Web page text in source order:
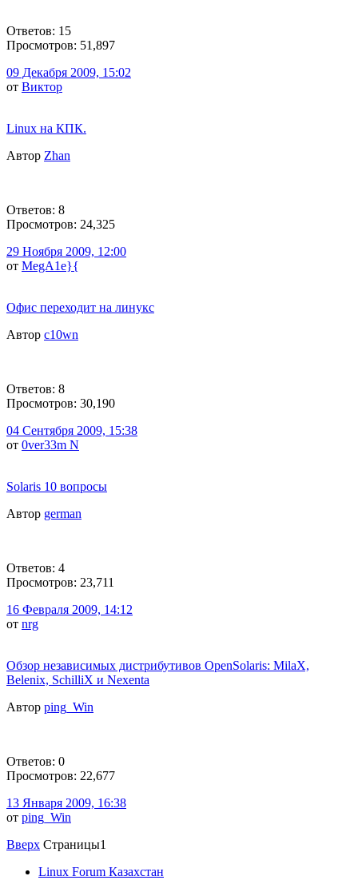
Ответов: 15
Просмотров: 51,897
09 Декабря 2009, 15:02
от Виктор
Linux на КПК.
Автор Zhan
Ответов: 8
Просмотров: 24,325
29 Ноября 2009, 12:00
от MegA1e}{
Офис переходит на линукс
Автор c10wn
Ответов: 8
Просмотров: 30,190
04 Сентября 2009, 15:38
от 0ver33m N
Solaris 10 вопросы
Автор german
Ответов: 4
Просмотров: 23,711
16 Февраля 2009, 14:12
от nrg
Обзор независимых дистрибутивов OpenSolaris: MilaX,
Belenix, SchilliX и Nexenta
Автор ping_Win
Ответов: 0
Просмотров: 22,677
13 Января 2009, 16:38
от ping_Win
Вверх Страницы1
Linux Forum Казахстан